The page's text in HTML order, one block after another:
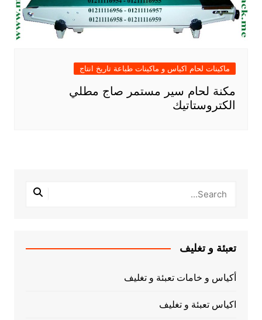
ماكينات لحام اكياس و ماكينات طباعة تاريخ انتاج
مكنة لحام سير مستمر صاج مطلي
الكتروستاتيك
تعبئة و تغليف
أكياس و خامات تعبئة و تغليف
اكياس تعبئة و تغليف